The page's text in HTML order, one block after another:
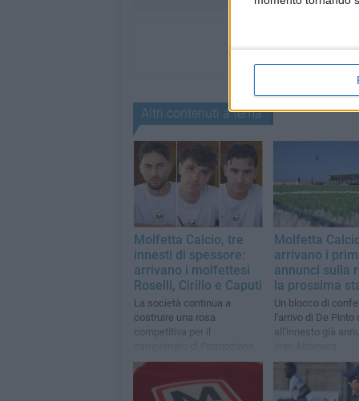
Altri contenuti a tema
Molfetta Calcio, tre
innesti di spessore:
arrivano i molfettesi
Roselli, Cirillo e Caputi
La società continua a
costruire una rosa
competitiva per il
Molfetta
arrivano i
annunci sulla
la prossima
Un blocco di
l'arrivo di De Pinto
all'innesto già